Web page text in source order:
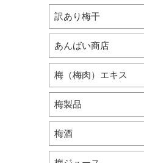
訳あり梅干
あんばい商店
梅（梅肉）エキス
梅製品
梅酒